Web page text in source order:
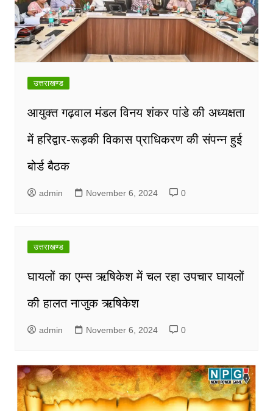
उत्तराखण्ड
आयुक्त गढ़वाल मंडल विनय शंकर पांडे की अध्यक्षता
में हरिद्वार-रूड़की विकास प्राधिकरण की संपन्न हुई
बोर्ड बैठक
admin November 6, 2024 0
उत्तराखण्ड
घायलों का एम्स ऋषिकेश में चल रहा उपचार घायलों
की हालत नाजुक ऋषिकेश
admin November 6, 2024 0